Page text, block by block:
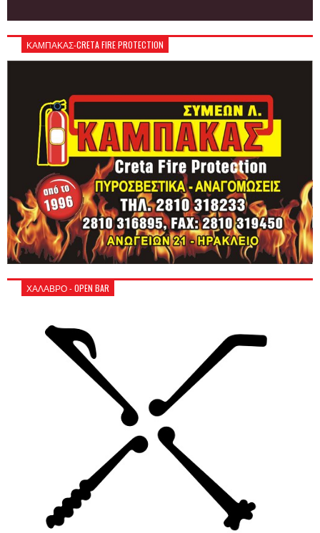
ΚΑΜΠΑΚΑΣ-CRETA FIRE PROTECTION
ΧΑΛΑΒΡΟ - OPEN BAR